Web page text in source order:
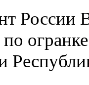
России
по